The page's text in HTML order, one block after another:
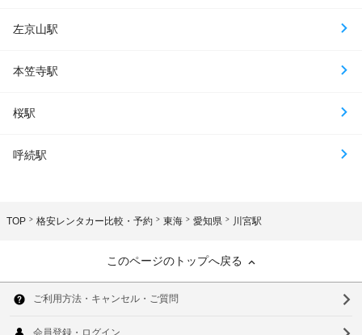
左京山駅
本笠寺駅
桜駅
呼続駅
TOP 格安レンタカー比較・予約 東海 愛知県 川宮駅
このページのトップへ戻る